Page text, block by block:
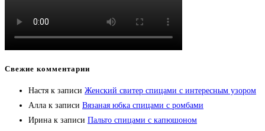
Свежие комментарии
Настя к записи Женский свитер спицами с интересным узором
Алла к записи Вязаная юбка спицами с ромбами
Ирина к записи Пальто спицами с капюшоном